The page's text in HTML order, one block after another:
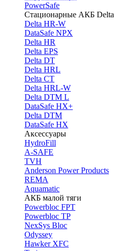
PowerSafe
Стационарные АКБ Delta
Delta HR-W
DataSafe NPX
Delta HR
Delta EPS
Delta DT
Delta HRL
Delta CT
Delta HRL-W
Delta DTM L
DataSafe HX+
Delta DTM
DataSafe HX
Аксессуары
HydroFill
A-SAFE
TVH
Anderson Power Products
REMA
Aquamatic
АКБ малой тяги
Powerbloc FPT
Powerbloc TP
NexSys Bloc
Odyssey
Hawker XFC